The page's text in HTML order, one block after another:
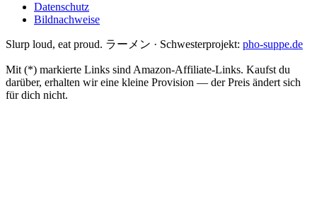
Datenschutz
Bildnachweise
Slurp loud, eat proud. ラーメン · Schwesterprojekt: pho-suppe.de
Mit (*) markierte Links sind Amazon-Affiliate-Links. Kaufst du
darüber, erhalten wir eine kleine Provision — der Preis ändert sich
für dich nicht.